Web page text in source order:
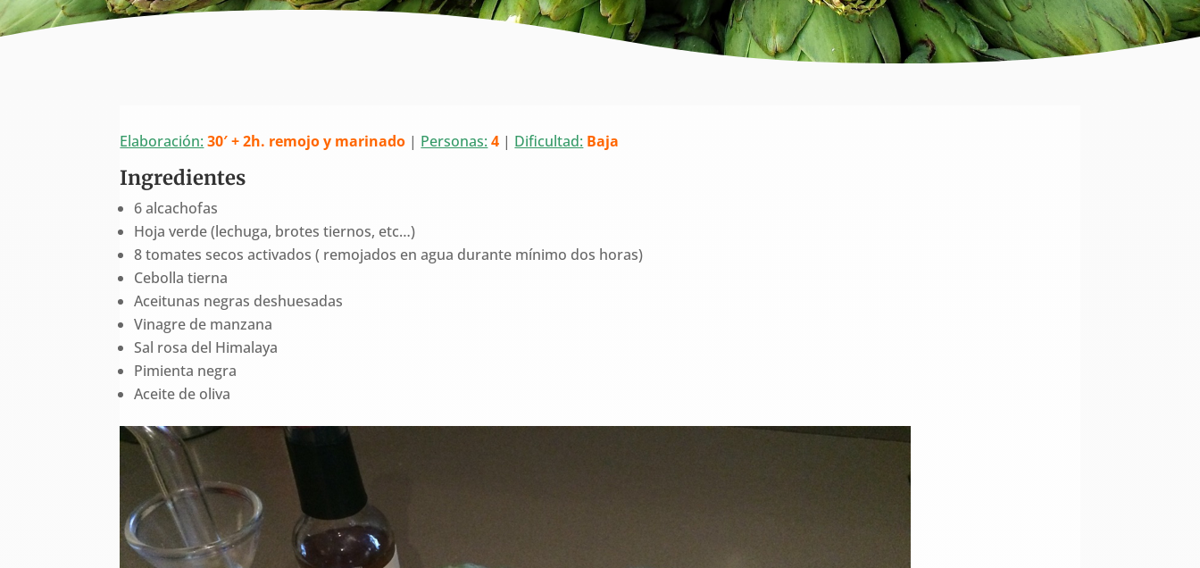
Elaboración: 30′ + 2h. remojo y marinado | Personas: 4 | Dificultad: Baja
Ingredientes
6 alcachofas
Hoja verde (lechuga, brotes tiernos, etc…)
8 tomates secos activados ( remojados en agua durante mínimo dos horas)
Cebolla tierna
Aceitunas negras deshuesadas
Vinagre de manzana
Sal rosa del Himalaya
Pimienta negra
Aceite de oliva